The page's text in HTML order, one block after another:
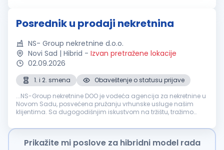
Posrednik u prodaji nekretnina
NS- Group nekretnine d.o.o.
Novi Sad | Hibrid - Izvan pretražene lokacije
02.09.2026
1. i 2. smena
Obaveštenje o statusu prijave
...NS-Group nekretnine DOO je vodeća agencija za nekretnine u
Novom Sadu, posvećena pružanju vrhunske usluge našim
klijentima. Sa dugogodišnjim iskustvom na tržištu, tražimo
kao posrednik...
Prikažite mi poslove za hibridni model rada